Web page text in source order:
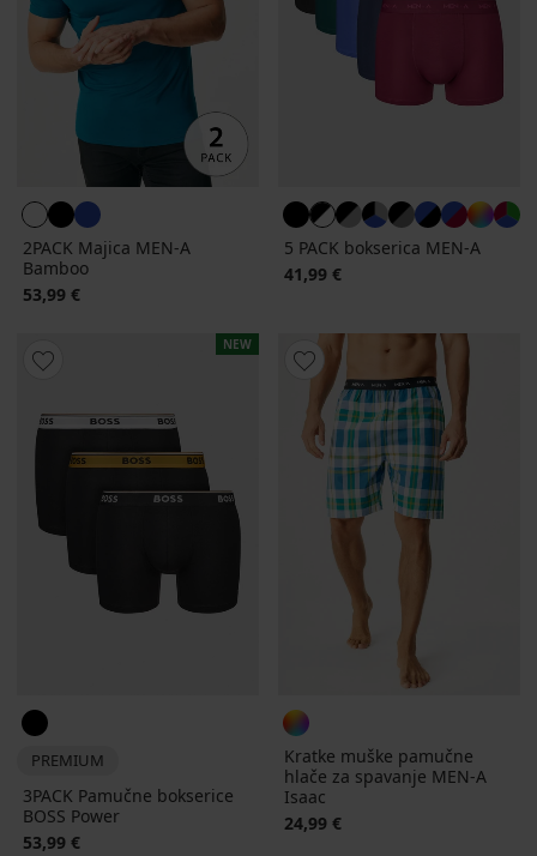
2PACK Majica MEN-A
Bamboo
53,99 €
5 PACK bokserica MEN-A
41,99 €
NEW
PREMIUM
3PACK Pamučne bokserice
BOSS Power
53,99 €
Kratke muške pamučne
hlače za spavanje MEN-A
Isaac
24,99 €